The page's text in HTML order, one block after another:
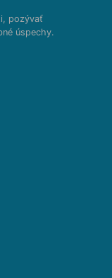
pozývať
úspechy.